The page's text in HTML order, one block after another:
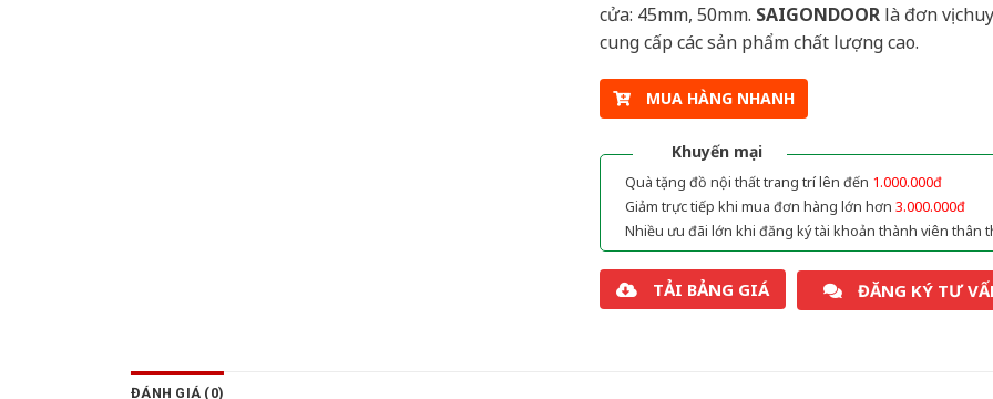
cửa: 45mm, 50mm. SAIGONDOORlà đơn vị
cung cấp các sản phẩm chất lượng cao.
MUA HÀNG NHANH
Khuyến mại
Quà tặng đồ nội thất trang trí lên đến 1.000.000đ
Giảm trực tiếp khi mua đơn hàng lớn hơn 3.000.000đ
Nhiều ưu đãi lớn khi đăng ký tài khoản thành viên thân
TẢI BẢNG GIÁ ĐĂNG KÝ TƯ
ĐÁNH GIÁ (0)